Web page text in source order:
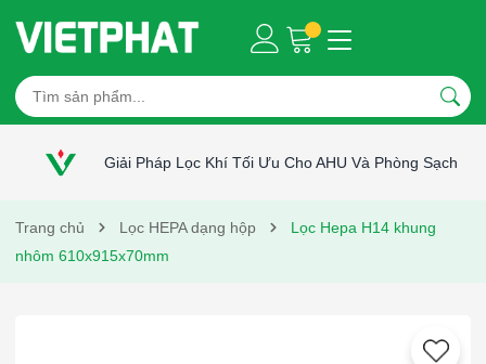
Giải Pháp Lọc Khí Tối Ưu Cho AHU Và Phòng Sạch
Trang chủ Lọc HEPA dạng hộp
Lọc Hepa H14 khung
nhôm 610x915x70mm